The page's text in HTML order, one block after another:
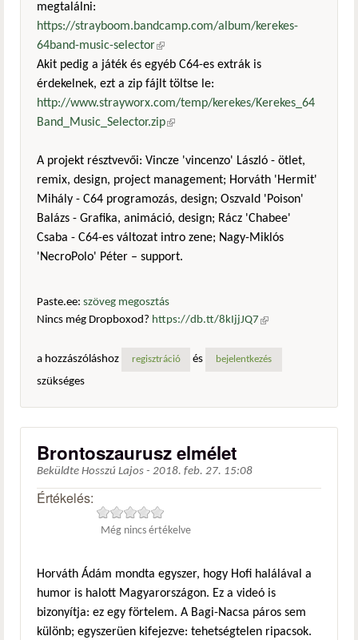
megtalálni:
https://strayboom.bandcamp.com/album/kerekes-
64band-music-selector(külső hivatkozás)
Akit pedig a játék és egyéb C64-es extrák is
érdekelnek, ezt a zip fájlt töltse le:
http://www.strayworx.com/temp/kerekes/Kerekes_64
Band_Music_Selector.zip(külső hivatkozás)
A projekt résztvevői: Vincze 'vincenzo' László - ötlet,
remix, design, project management; Horváth 'Hermit'
Mihály - C64 programozás, design; Oszvald 'Poison'
Balázs - Grafika, animáció, design; Rácz 'Chabee'
Csaba - C64-es változat intro zene; Nagy-Miklós
'NecroPolo' Péter – support.
Paste.ee: szöveg megosztás
Nincs még Dropboxod? https://db.tt/8kIjjJQ7 (külső
a hozzászóláshoz
regisztráció és bejelentkezés
szükséges
Brontoszaurusz elmélet
Beküldte Hosszú Lajos - 2018. feb. 27. 15:08
Értékelés:
Még nincs értékelve
Horváth Ádám mondta egyszer, hogy Hofi halálával a
humor is halott Magyarországon. Ez a videó is
bizonyítja: ez egy förtelem. A Bagi-Nacsa páros sem
különb; egyszerüen kifejezve: tehetségtelen ripacsok.